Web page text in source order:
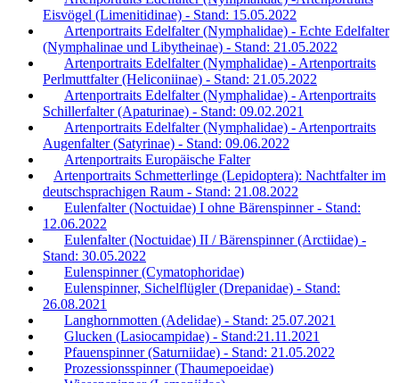
Eisvögel (Limenitidinae) - Stand: 15.05.2022
Artenportraits Edelfalter (Nymphalidae) - Echte Edelfalter
(Nymphalinae und Libytheinae) - Stand: 21.05.2022
Artenportraits Edelfalter (Nymphalidae) - Artenportraits
Perlmuttfalter (Heliconiinae) - Stand: 21.05.2022
Artenportraits Edelfalter (Nymphalidae) - Artenportraits
Schillerfalter (Apaturinae) - Stand: 09.02.2021
Artenportraits Edelfalter (Nymphalidae) - Artenportraits
Augenfalter (Satyrinae) - Stand: 09.06.2022
Artenportraits Europäische Falter
Artenportraits Schmetterlinge (Lepidoptera): Nachtfalter im
deutschsprachigen Raum - Stand: 21.08.2022
Eulenfalter (Noctuidae) I ohne Bärenspinner - Stand:
12.06.2022
Eulenfalter (Noctuidae) II / Bärenspinner (Arctiidae) -
Stand: 30.05.2022
Eulenspinner (Cymatophoridae)
Eulenspinner, Sichelflügler (Drepanidae) - Stand:
26.08.2021
Langhornmotten (Adelidae) - Stand: 25.07.2021
Glucken (Lasiocampidae) - Stand:21.11.2021
Pfauenspinner (Saturniidae) - Stand: 21.05.2022
Prozessionsspinner (Thaumepoeidae)